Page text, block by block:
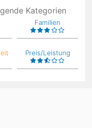
Kategorien
Familien
Preis/Leistung